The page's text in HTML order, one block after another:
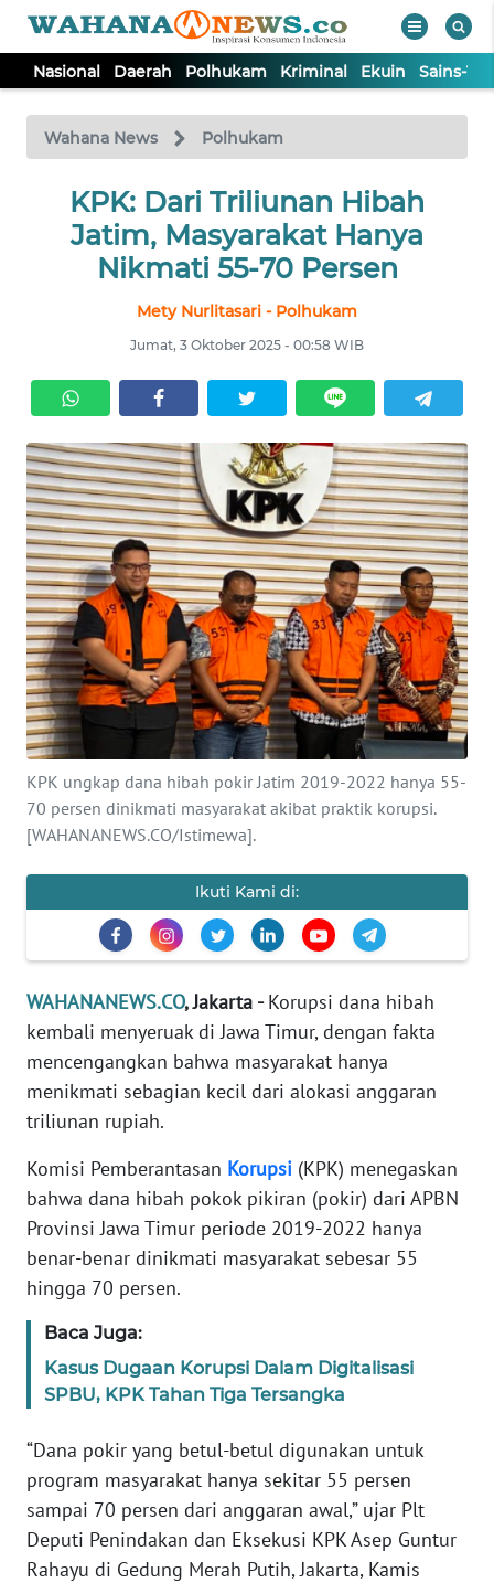
Nasional Daerah Polhukam Kriminal Ekuin Sains-
Wahana News Polhukam
KPK: Dari Triliunan Hibah
Jatim, Masyarakat Hanya
Nikmati 55-70 Persen
Mety Nurlitasari - Polhukam
Jumat, 3 Oktober 2025 - 00:58 WIB
KPK ungkap dana hibah pokir Jatim 2019-2022 hanya 55-
70 persen dinikmati masyarakat akibat praktik korupsi.
[WAHANANEWS.CO/Istimewa].
Ikuti Kami di:
WAHANANEWS.CO, Jakarta -Korupsi dana hibah
kembali menyeruak di Jawa Timur, dengan fakta
mencengangkan bahwa masyarakat hanya
menikmati sebagian kecil dari alokasi anggaran
triliunan rupiah.
Komisi Pemberantasan Korupsi (KPK) menegaskan
bahwa dana hibah pokok pikiran (pokir) dari APBN
Provinsi Jawa Timur periode 2019-2022 hanya
benar-benar dinikmati masyarakat sebesar 55
hingga 70 persen.
Baca Juga:
Kasus Dugaan Korupsi Dalam Digitalisasi
SPBU, KPK Tahan Tiga Tersangka
“Dana pokir yang betul-betul digunakan untuk
program masyarakat hanya sekitar 55 persen
sampai 70 persen dari anggaran awal,” ujar Plt
Deputi Penindakan dan Eksekusi KPK Asep Guntur
Rahayu di Gedung Merah Putih, Jakarta, Kamis
TV
Tutup
NASIONAL
KRIMINAL
EKUIN
SAINS-TEKNO
KESEHATAN
INTERNASIONAL
SERBA-SERBI
PENDIDIKAN
OLAHRAGA
OPINI
EDITORIAL
Informasi
INDEKS
BERITA
KONTAK
INFO
IKLAN
TENTANG
PEDOMAN
MEDIA
REDAKSI
KARIR